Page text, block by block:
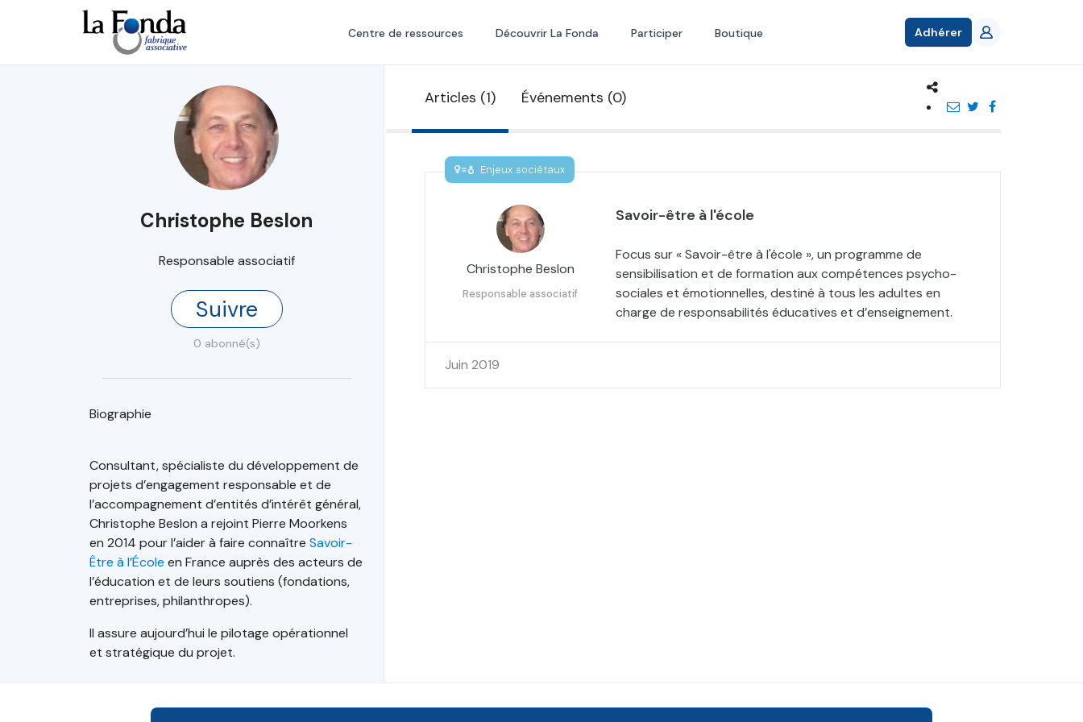
principal
Centre de ressources Découvrir La Fonda Participer Boutique Adhérer
Christophe Beslon
Responsable associatif
Suivre
0 abonné(s)
Biographie
Consultant, spécialiste du développement de
projets d’engagement responsable et de
l’accompagnement d’entités d’intérêt général,
Christophe Beslon a rejoint Pierre Moorkens
en 2014 pour l’aider à faire connaître Savoir-
Être à l’École en France auprès des acteurs de
l’éducation et de leurs soutiens (fondations,
entreprises, philanthropes).
Il assure aujourd’hui le pilotage opérationnel
et stratégique du projet.
Articles (1) Événements (0)
Enjeux sociétaux
Christophe Beslon
Responsable associatif
Savoir-être à l'école
Focus sur « Savoir-être à l'école », un programme de
sensibilisation et de formation aux compétences psycho-
sociales et émotionnelles, destiné à tous les adultes en
charge de responsabilités éducatives et d’enseignement.
Juin 2019